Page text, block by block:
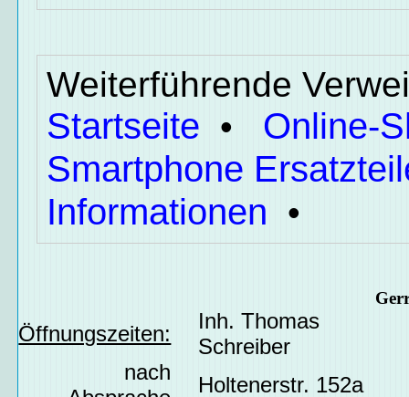
Weiterführende
Startseite • Online-
Smartphone
Informationen •
Öffnungszeiten:
Inh. Thomas
Schreiber
nach
Holtenerstr. 152a